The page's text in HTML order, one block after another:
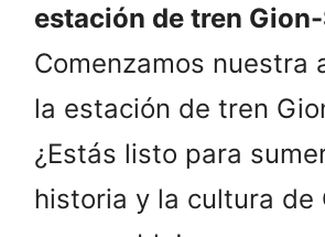
estación de tren
Comenzamos nuestra
la estación de tren
¿Estás listo para
historia y la cultura de